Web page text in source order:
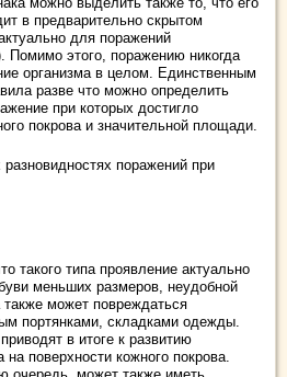
в предварительно скрытом
для поражений
Помимо этого, поражению никогда
организма в целом. Единственным
разве что можно определить
при которых достигло
покрова и значительной площади.
поражений при
такого типа проявление актуально
меньших размеров, неудобной
может повреждаться
портянками, складками одежды.
в итоге к развитию
на поверхности кожного покрова.